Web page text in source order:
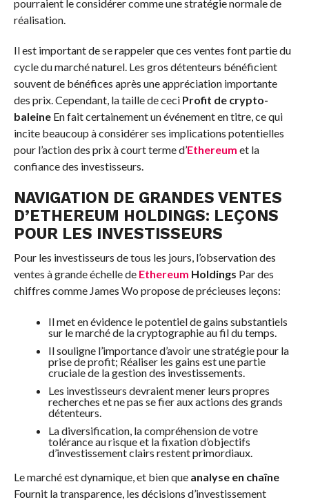
pourraient le considérer comme une stratégie normale de
réalisation.
Il est important de se rappeler que ces ventes font partie du
cycle du marché naturel. Les gros détenteurs bénéficient
souvent de bénéfices après une appréciation importante
des prix. Cependant, la taille de ceci Profit de crypto-
baleineEn fait certainement un événement en titre, ce qui
incite beaucoup à considérer ses implications potentielles
pour l’action des prix à court terme d’Ethereum et la
confiance des investisseurs.
NAVIGATION DE GRANDES VENTES
D’ETHEREUM HOLDINGS: LEÇONS
POUR LES INVESTISSEURS
Pour les investisseurs de tous les jours, l’observation des
ventes à grande échelle de Ethereum Holdings Par des
chiffres comme James Wo propose de précieuses leçons:
Il met en évidence le potentiel de gains substantiels
sur le marché de la cryptographie au fil du temps.
Il souligne l’importance d’avoir une stratégie pour la
prise de profit; Réaliser les gains est une partie
cruciale de la gestion des investissements.
Les investisseurs devraient mener leurs propres
recherches et ne pas se fier aux actions des grands
détenteurs.
La diversification, la compréhension de votre
tolérance au risque et la fixation d’objectifs
d’investissement clairs restent primordiaux.
Le marché est dynamique, et bien que analyse en chaîne
Fournit la transparence, les décisions d’investissement